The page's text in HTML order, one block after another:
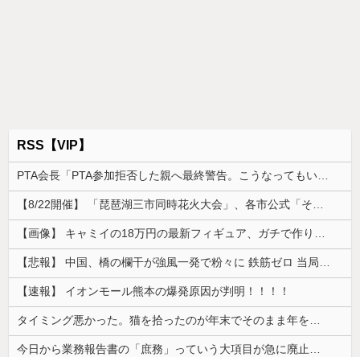
RSS【VIP】
【速報】 イオンモール熊本の爆発原因が判明！！！！